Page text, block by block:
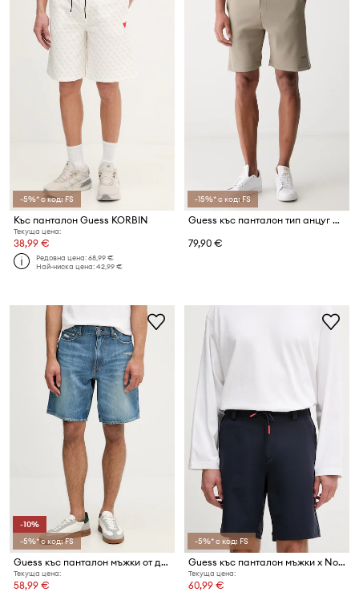
-5%* с код: FS
Къс панталон Guess KORBIN
Текуща цена:
38,99 €
Редовна цена:68,99 €
Най-ниска цена:42,99 €
-15%* с код: FS
Guess къс панталон тип анцуг мъжки VICKTOR
79,90 €
-10%
-5%* с код: FS
Guess къс панталон мъжки от деним JETT
Текуща цена:
58,99 €
-5%* с код: FS
Guess къс панталон мъжки x North Sails
Текуща цена:
60,99 €